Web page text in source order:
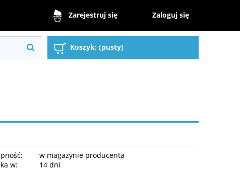
Zarejestruj się Zaloguj się
Koszyk: (pusty)
w magazynie producenta
w:
14 dni